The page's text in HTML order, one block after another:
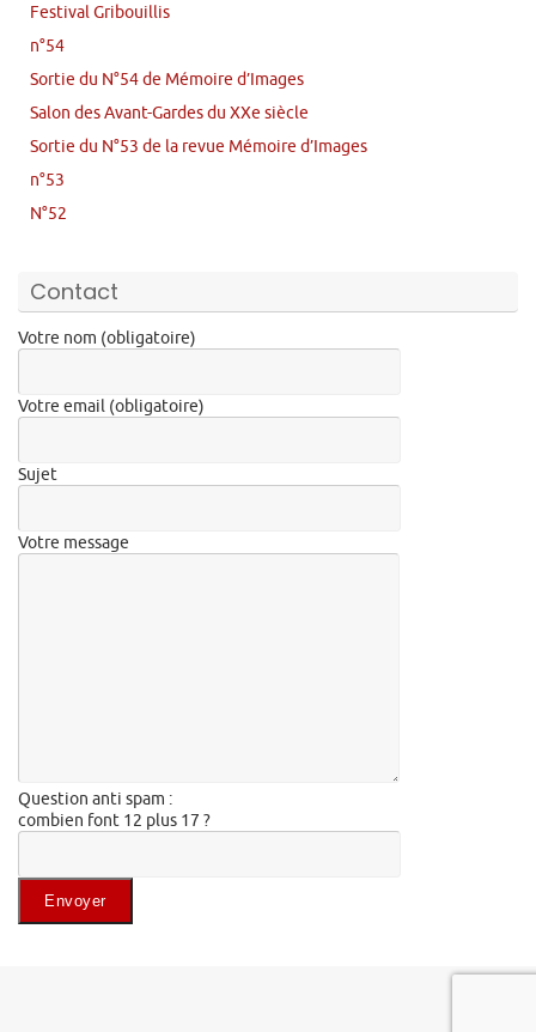
Festival Gribouillis
n°54
Sortie du N°54 de Mémoire d’Images
Salon des Avant-Gardes du XXe siècle
Sortie du N°53 de la revue Mémoire d’Images
n°53
N°52
Contact
Votre nom (obligatoire)
Votre email (obligatoire)
Sujet
Votre message
Question anti spam :
combien font 12 plus 17 ?